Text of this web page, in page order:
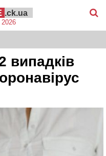
.ck.ua
випадків